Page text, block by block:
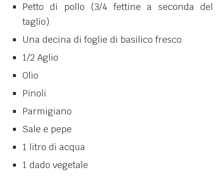
Petto di pollo (3/4 fettine a seconda del
taglio)
Una decina di foglie di basilico fresco
1/2 Aglio
Olio
Pinoli
Parmigiano
Sale e pepe
1 litro di acqua
1 dado vegetale